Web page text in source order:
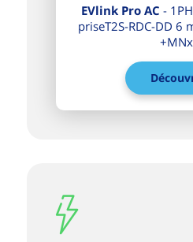
EVlink Pro AC -
priseT2S-RDC-DD 6
+MNx